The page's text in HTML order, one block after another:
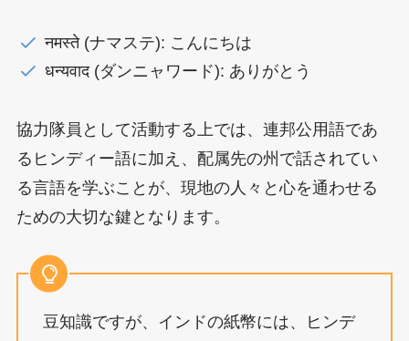
नमस्ते (ナマステ): こんにちは
धन्यवाद (ダンニャワード): ありがとう
協力隊員として活動する上では、連邦公用語であ
るヒンディー語に加え、配属先の州で話されてい
る言語を学ぶことが、現地の人々と心を通わせる
ための大切な鍵となります。
豆知識ですが、インドの紙幣には、ヒンデ